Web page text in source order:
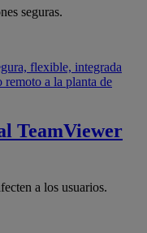
seguras.
flexible, integrada
remoto a la planta de
TeamViewer
a los usuarios.